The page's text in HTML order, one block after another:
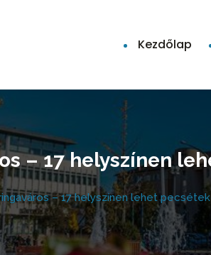
Kezdőlap
– 17 helyszínen
– 17 helyszínen lehet